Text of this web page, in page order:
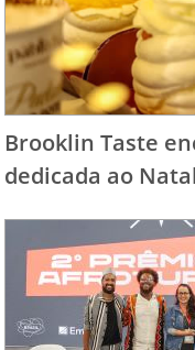
Brooklin Taste
dedicada ao Natal